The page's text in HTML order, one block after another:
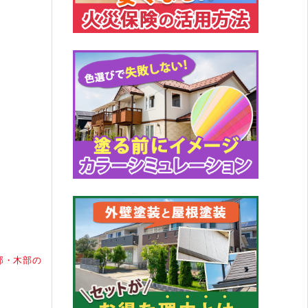
・木部の